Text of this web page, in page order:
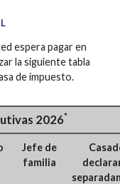
espera pagar en
la siguiente tabla
de impuesto.
2026*
Jefe de
familia